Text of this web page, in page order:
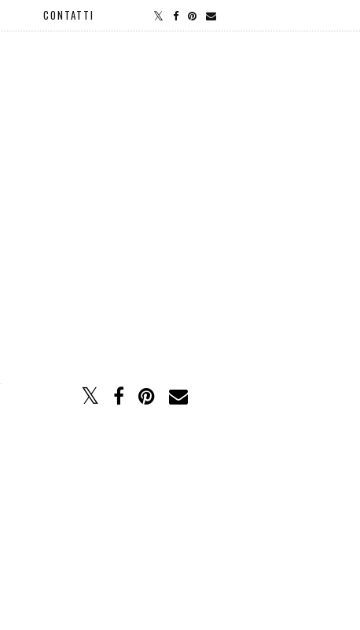
CONTATTI